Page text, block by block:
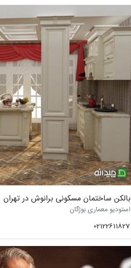
بالکن ساختمان مسکونی برانوش در تهران
استودیو معماری بوژگان
02122611827